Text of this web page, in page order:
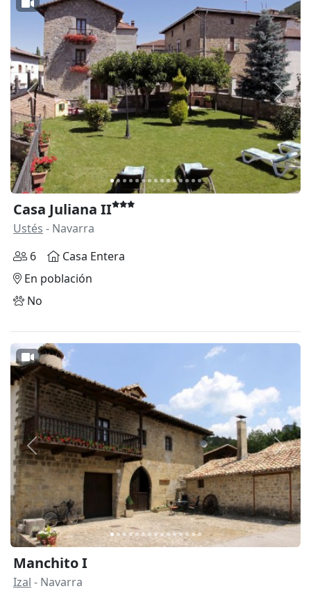
Anterior
Casa Juliana II
Ustés - Navarra
6
Casa Entera
En población
No
Anterior
Manchito I
Izal - Navarra